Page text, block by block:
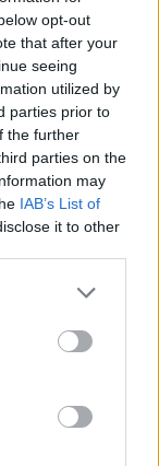
opt-out
that after your
seeing
utilized by
parties prior to
the further
parties on the
may
IAB’s List of
it to other
Následující článek
2026 jsou venku.
na výlety i přehled